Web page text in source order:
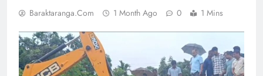
Baraktaranga.com 1 Month Ago 0 1 Mins